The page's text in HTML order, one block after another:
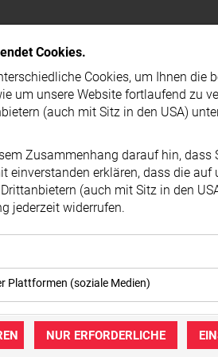
Cookies.
Cookies, um Ihnen die
um unsere Website fortlaufend zu
(auch mit Sitz in den USA)
Zusammenhang darauf hin, dass
ein­ver­standen erklären, dass die
(auch mit Sitz in den
jederzeit widerrufen.
ermöglichen grundlegende
erforderlich. Diese Cookies
Dritten übermittelt.
der Website (Erstanbieter)
Plattformen (soziale Medien)
werden. Dadurch werden auch
Das inkludiert auch Anbieter mit
NUR ERFORDERLICHE